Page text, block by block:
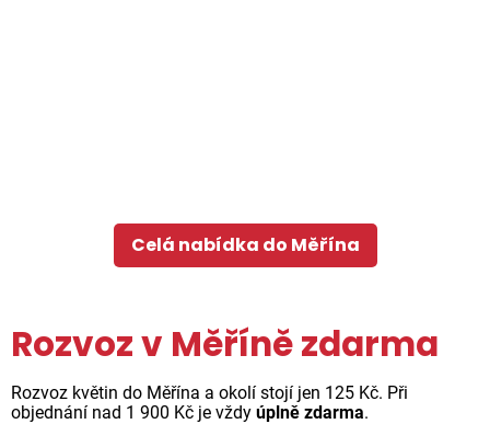
Celá nabídka do Měřína
Rozvoz v Měříně zdarma
Rozvoz květin do Měřína a okolí stojí jen 125 Kč. Při
objednání nad 1 900 Kč je vždy úplně zdarma.